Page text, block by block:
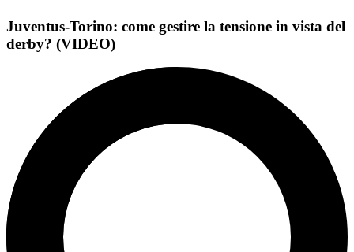
Juventus-Torino: come gestire la tensione in vista del
derby? (VIDEO)